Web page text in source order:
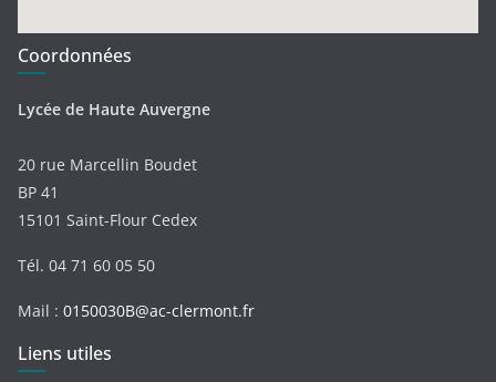
Coordonnées
Lycée de Haute Auvergne
20 rue Marcellin Boudet
BP 41
15101 Saint-Flour Cedex
Tél. 04 71 60 05 50
Mail : 0150030B@ac-clermont.fr
Liens utiles